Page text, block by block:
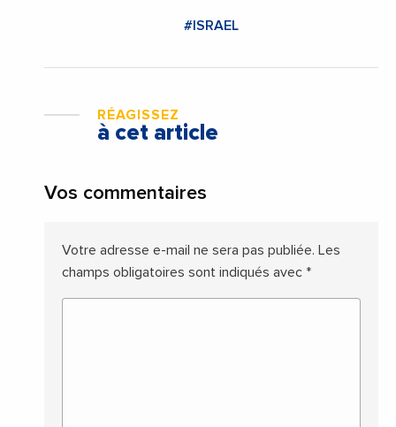
#ISRAEL
RÉAGISSEZ
à cet article
Vos commentaires
Votre adresse e-mail ne sera pas publiée. Les
champs obligatoires sont indiqués avec *